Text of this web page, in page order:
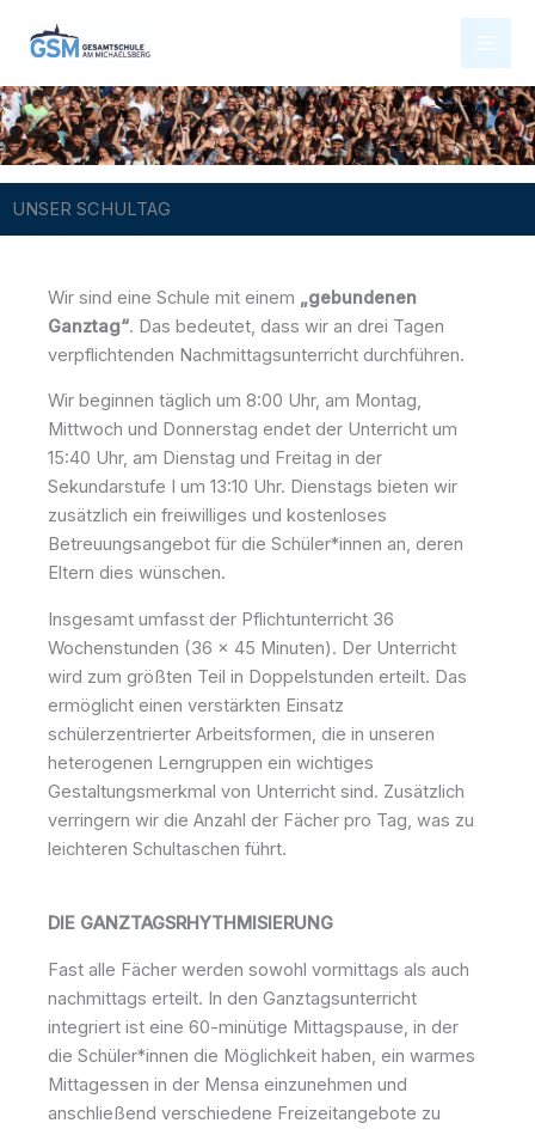
Inhalt
UNSER SCHULTAG
Wir sind eine Schule mit einem „gebundenen
Ganztag“. Das bedeutet, dass wir an drei Tagen
verpflichtenden Nachmittagsunterricht durchführen.
Wir beginnen täglich um 8:00 Uhr, am Montag,
Mittwoch und Donnerstag endet der Unterricht um
15:40 Uhr, am Dienstag und Freitag in der
Sekundarstufe I um 13:10 Uhr. Dienstags bieten wir
zusätzlich ein freiwilliges und kostenloses
Betreuungsangebot für die Schüler*innen an, deren
Eltern dies wünschen.
Insgesamt umfasst der Pflichtunterricht 36
Wochenstunden (36 x 45 Minuten). Der Unterricht
wird zum größten Teil in Doppelstunden erteilt. Das
ermöglicht einen verstärkten Einsatz
schülerzentrierter Arbeitsformen, die in unseren
heterogenen Lerngruppen ein wichtiges
Gestaltungsmerkmal von Unterricht sind. Zusätzlich
verringern wir die Anzahl der Fächer pro Tag, was zu
leichteren Schultaschen führt.
DIE GANZTAGSRHYTHMISIERUNG
Fast alle Fächer werden sowohl vormittags als auch
nachmittags erteilt. In den Ganztagsunterricht
integriert ist eine 60-minütige Mittagspause, in der
die Schüler*innen die Möglichkeit haben, ein warmes
Mittagessen in der Mensa einzunehmen und
anschließend verschiedene Freizeitangebote zu